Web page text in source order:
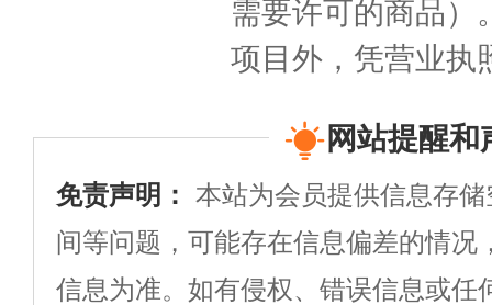
需要许可的商品）
项目外，凭营业执
网站提醒和
免责声明： 本站为会员提供信息存
间等问题，可能存在信息偏差的情况
信息为准。如有侵权、错误信息或任